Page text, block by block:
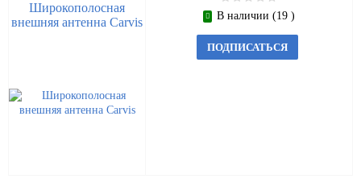
Широкополосная
внешняя антенна Carvis
В наличии (19 )
ПОДПИСАТЬСЯ